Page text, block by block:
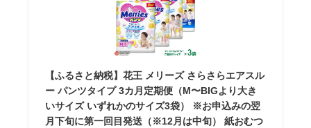
【ふるさと納税】花王 メリーズ さらさらエアスル
ー パンツタイプ 3カ月定期便（M〜BIGより大き
いサイズ いずれかのサイズ3袋） ※お申込みの翌
月下旬に第一回目発送（※12月は中旬） 紙おむつ